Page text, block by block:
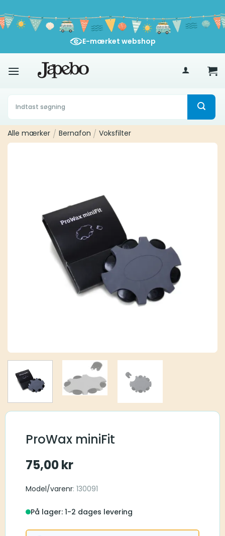
til
indhold
400
E-mærket webshop
Søg
efter:
Alle mærker / Bernafon / Voksfilter
ProWax miniFit
75,00kr
Model/varenr: 130091
På lager: 1-2 dages levering